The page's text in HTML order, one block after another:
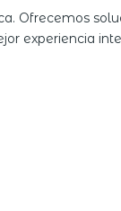
Ofrecemos
experiencia